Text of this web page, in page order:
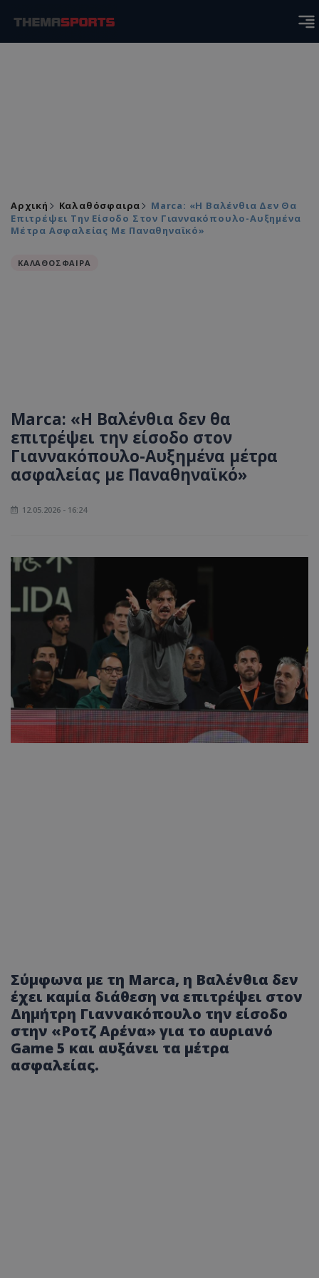
Αρχική Καλαθόσφαιρα
Marca: «Η Βαλένθια Δεν Θα
Επιτρέψει Την Είσοδο Στον Γιαννακόπουλο-Αυξημένα
Μέτρα Ασφαλείας Με Παναθηναϊκό»
ΚΑΛΑΘΟΣΦΑΙΡΑ
Marca: «Η Βαλένθια δεν θα
επιτρέψει την είσοδο στον
Γιαννακόπουλο-Αυξημένα μέτρα
ασφαλείας με Παναθηναϊκό»
12.05.2026 - 16:24
Σύμφωνα με τη Marca, η Βαλένθια δεν
έχει καμία διάθεση να επιτρέψει στον
Δημήτρη Γιαννακόπουλο την είσοδο
στην «Ροτζ Αρένα» για το αυριανό
Game 5 και αυξάνει τα μέτρα
ασφαλείας.